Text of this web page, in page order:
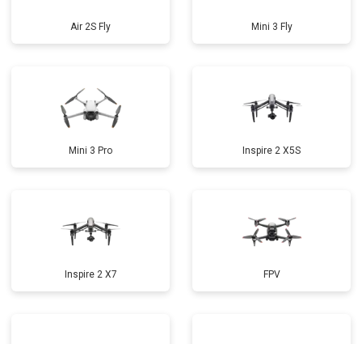
Air 2S Fly Mini 3 Fly
Mini 3 Pro Inspire 2 X5S
Inspire 2 X7 FPV